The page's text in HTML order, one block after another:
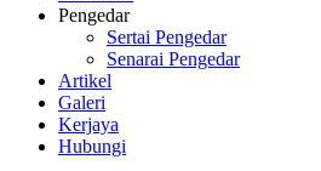
Pengedar
Sertai Pengedar
Senarai Pengedar
Artikel
Galeri
Kerjaya
Hubungi